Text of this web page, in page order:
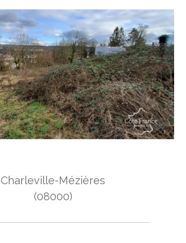
Charleville-Mézières
(08000)